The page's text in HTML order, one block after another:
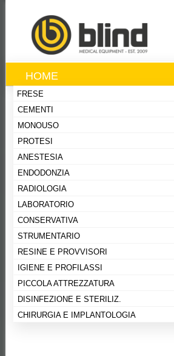
HOME
FRESE
CEMENTI
MONOUSO
PROTESI
ANESTESIA
ENDODONZIA
RADIOLOGIA
LABORATORIO
CONSERVATIVA
STRUMENTARIO
RESINE E PROVVISORI
IGIENE E PROFILASSI
PICCOLA ATTREZZATURA
DISINFEZIONE E STERILIZ.
CHIRURGIA E IMPLANTOLOGIA